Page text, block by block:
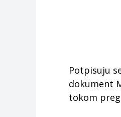
Potpisuju
dokument
tokom